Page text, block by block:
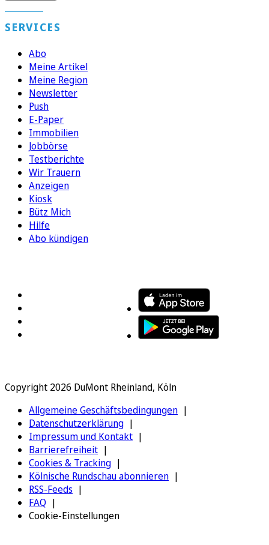
SERVICES
Abo
Meine Artikel
Meine Region
Newsletter
Push
E-Paper
Immobilien
Jobbörse
Testberichte
Wir Trauern
Anzeigen
Kiosk
Bütz Mich
Hilfe
Abo kündigen
Copyright 2026 DuMont Rheinland, Köln
Allgemeine Geschäftsbedingungen
Datenschutzerklärung
Impressum und Kontakt
Barrierefreiheit
Cookies & Tracking
Kölnische Rundschau abonnieren
RSS-Feeds
FAQ
Cookie-Einstellungen